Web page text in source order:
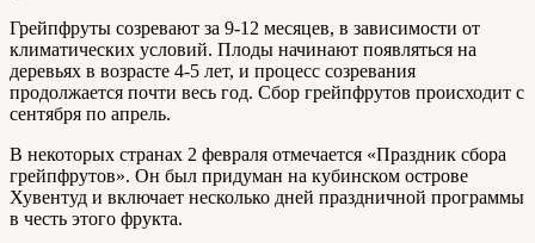
Грейпфруты созревают за 9-12 месяцев, в зависимости от
климатических условий. Плоды начинают появляться на
деревьях в возрасте 4-5 лет, и процесс созревания
продолжается почти весь год. Сбор грейпфрутов происходит с
сентября по апрель.
В некоторых странах 2 февраля отмечается «Праздник сбора
грейпфрутов». Он был придуман на кубинском острове
Хувентуд и включает несколько дней праздничной программы
в честь этого фрукта.